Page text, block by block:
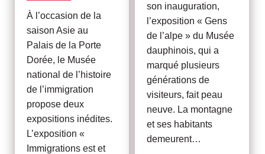
À l’occasion de la
saison Asie au
Palais de la Porte
Dorée, le Musée
national de l’histoire
de l’immigration
propose deux
expositions inédites.
L’exposition «
Immigrations est et
son inauguration,
l’exposition « Gens
de l’alpe » du Musée
dauphinois, qui a
marqué plusieurs
générations de
visiteurs, fait peau
neuve. La montagne
et ses habitants
demeurent…